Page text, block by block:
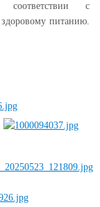
соответствии с
питанию.